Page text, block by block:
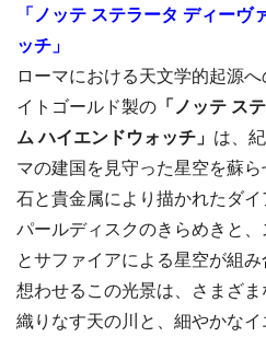
「ノッテ ステラータ ディーヴ
ッチ」
ローマにおける天文学的起源
イトゴールド製の 「ノッテ ス
ム ハイエンドウォッチ」 は、
マの建国を見守った星空を蘇
石と貴金属により描かれたダ
パールディスクのきらめきと
とサファイアによる星空が組
想わせるこの光景は、さまざ
織りなす天の川と、細やかな